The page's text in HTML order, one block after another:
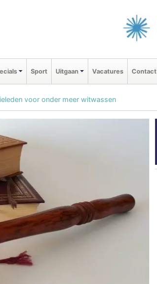
Sport Uitgaan Vacatures Contact
voor onder meer witwassen